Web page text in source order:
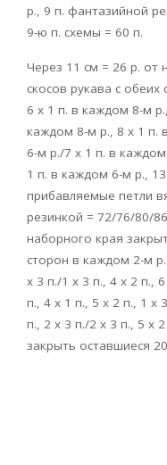
р., 9 п. фантазийной
9-ю п. схемы = 60 п.
Через 11 см = 26 р. от
скосов рукава с
6 x 1 п. в каждом 8-м
каждом 8-м р., 8 х 1 п.
6-м р./7 х 1 п. в
1 п. в каждом 6-м р.,
прибавляемые петли
резинкой = 72/76/80/
наборного края
сторон в каждом 2-м р.
х 3 п./1 х 3 п., 4 х 2 п.,
п., 4 х 1 п., 5 х 2 п., 1 х
п., 2 х 3 п./2 х 3 п., 5 х
закрыть оставшиеся